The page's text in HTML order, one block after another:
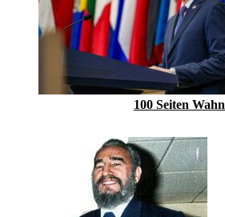
100 Seiten Wahn